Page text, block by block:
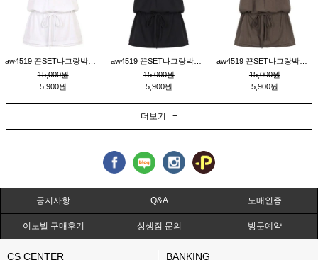
15,000원
5,900원
15,000원
5,900원
15,000원
5,900원
더보기 +
공지사항 Q&A 도매인증
이노빌 구매후기 상생점 문의 방문예약
CS CENTER BANKING